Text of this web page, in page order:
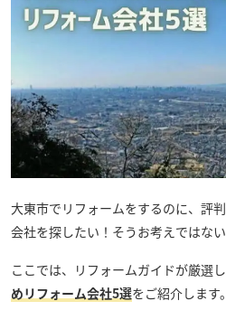
大東市でリフォームをするのに、評
会社を探したい！そうお考えではな
ここでは、リフォームガイドが厳選
めリフォーム会社5選をご紹介します。